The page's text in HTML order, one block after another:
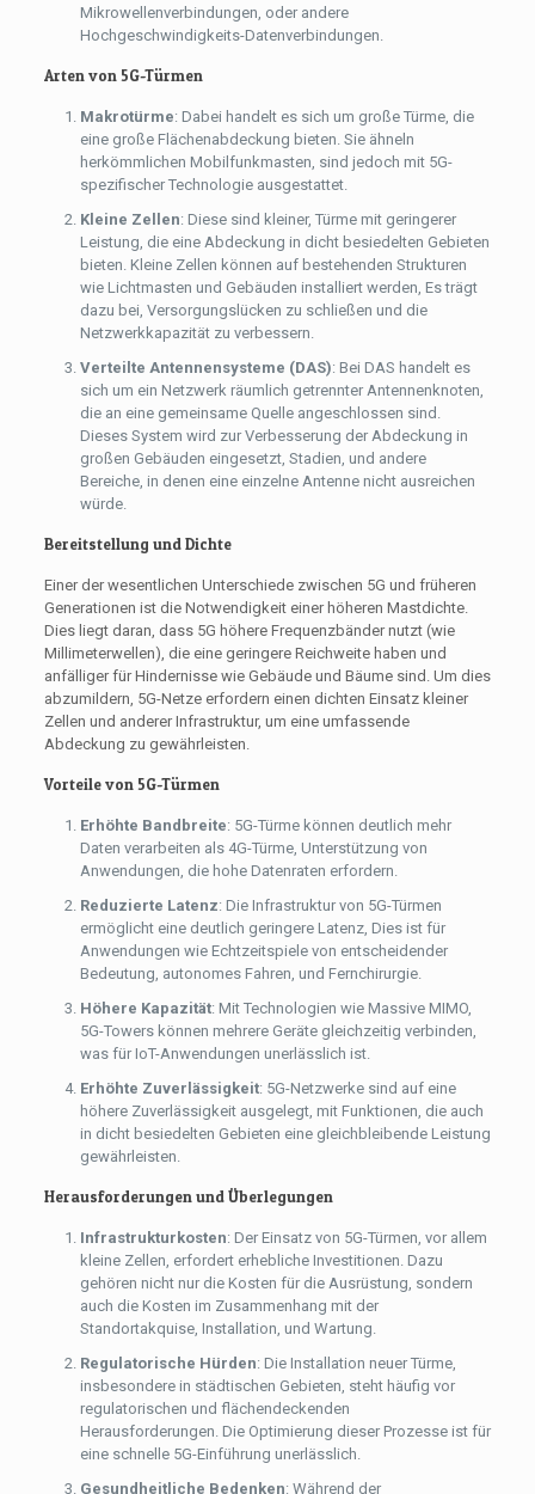
Mikrowellenverbindungen, oder andere
Hochgeschwindigkeits-Datenverbindungen.
Arten von 5G-Türmen
Makrotürme: Dabei handelt es sich um große Türme, die
eine große Flächenabdeckung bieten. Sie ähneln
herkömmlichen Mobilfunkmasten, sind jedoch mit 5G-
spezifischer Technologie ausgestattet.
Kleine Zellen: Diese sind kleiner, Türme mit geringerer
Leistung, die eine Abdeckung in dicht besiedelten Gebieten
bieten. Kleine Zellen können auf bestehenden Strukturen
wie Lichtmasten und Gebäuden installiert werden, Es trägt
dazu bei, Versorgungslücken zu schließen und die
Netzwerkkapazität zu verbessern.
Verteilte Antennensysteme (DAS): Bei DAS handelt es
sich um ein Netzwerk räumlich getrennter Antennenknoten,
die an eine gemeinsame Quelle angeschlossen sind.
Dieses System wird zur Verbesserung der Abdeckung in
großen Gebäuden eingesetzt, Stadien, und andere
Bereiche, in denen eine einzelne Antenne nicht ausreichen
würde.
Bereitstellung und Dichte
Einer der wesentlichen Unterschiede zwischen 5G und früheren
Generationen ist die Notwendigkeit einer höheren Mastdichte.
Dies liegt daran, dass 5G höhere Frequenzbänder nutzt (wie
Millimeterwellen), die eine geringere Reichweite haben und
anfälliger für Hindernisse wie Gebäude und Bäume sind. Um dies
abzumildern, 5G-Netze erfordern einen dichten Einsatz kleiner
Zellen und anderer Infrastruktur, um eine umfassende
Abdeckung zu gewährleisten.
Vorteile von 5G-Türmen
Erhöhte Bandbreite: 5G-Türme können deutlich mehr
Daten verarbeiten als 4G-Türme, Unterstützung von
Anwendungen, die hohe Datenraten erfordern.
Reduzierte Latenz: Die Infrastruktur von 5G-Türmen
ermöglicht eine deutlich geringere Latenz, Dies ist für
Anwendungen wie Echtzeitspiele von entscheidender
Bedeutung, autonomes Fahren, und Fernchirurgie.
Höhere Kapazität: Mit Technologien wie Massive MIMO,
5G-Towers können mehrere Geräte gleichzeitig verbinden,
was für IoT-Anwendungen unerlässlich ist.
Erhöhte Zuverlässigkeit: 5G-Netzwerke sind auf eine
höhere Zuverlässigkeit ausgelegt, mit Funktionen, die auch
in dicht besiedelten Gebieten eine gleichbleibende Leistung
gewährleisten.
Herausforderungen und Überlegungen
Infrastrukturkosten: Der Einsatz von 5G-Türmen, vor allem
kleine Zellen, erfordert erhebliche Investitionen. Dazu
gehören nicht nur die Kosten für die Ausrüstung, sondern
auch die Kosten im Zusammenhang mit der
Standortakquise, Installation, und Wartung.
Regulatorische Hürden: Die Installation neuer Türme,
insbesondere in städtischen Gebieten, steht häufig vor
regulatorischen und flächendeckenden
Herausforderungen. Die Optimierung dieser Prozesse ist für
eine schnelle 5G-Einführung unerlässlich.
Gesundheitliche Bedenken: Während der